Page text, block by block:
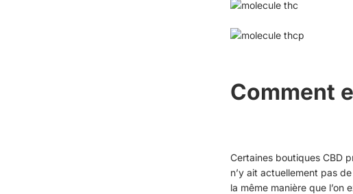
Comment
Certaines boutiques CBD
n’y ait actuellement pas
la même manière que